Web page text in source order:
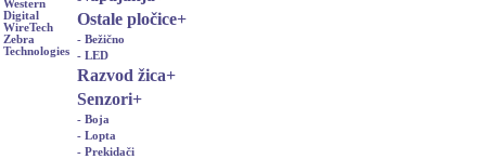
Western
Digital
WireTech
Zebra
Technologies
Ostale pločice+
- Bežično
- LED
Razvod žica+
Senzori+
- Boja
- Lopta
- Prekidači